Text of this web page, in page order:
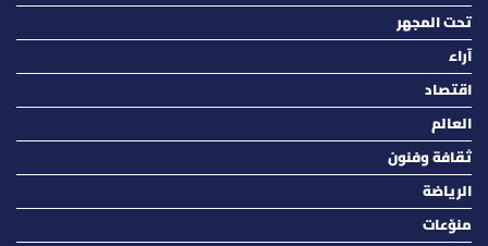
تحت المجهر
آراء
اقتصاد
العالم
ثقافة وفنون
الرياضة
منوّعات